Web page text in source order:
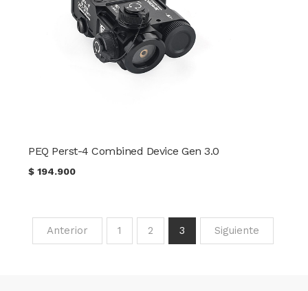
PEQ Perst-4 Combined Device Gen 3.0
$194.900
Anterior 1 2 3 Siguiente